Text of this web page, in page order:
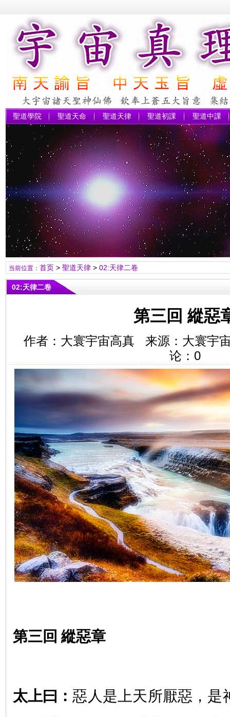
聖道學院 聖道天命 聖道天律 聖道初課 聖道中課
当前位置： 首页> 聖道天律> 02:天律二卷
02:天律二卷
第三回 縱惡
作者：大寰宇宙高真 来源：大寰宇
论： 0
第三回 縱惡章
太上曰 ： 惡人是上天所厭惡，是